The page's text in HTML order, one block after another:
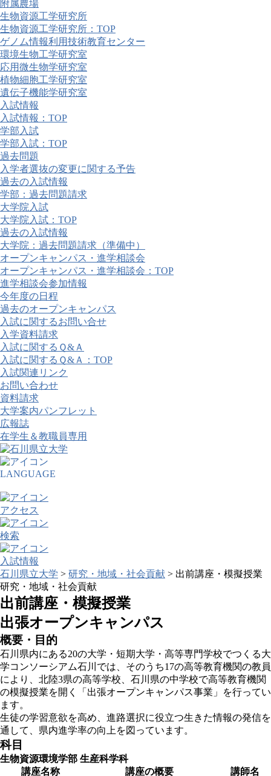
附属農場
生物資源工学研究所
生物資源工学研究所：TOP
ゲノム情報利用技術教育センター
環境生物工学研究室
応用微生物学研究室
植物細胞工学研究室
遺伝子機能学研究室
入試情報
入試情報：TOP
学部入試
学部入試：TOP
過去問題
入学者選抜の変更に関する予告
過去の入試情報
学部：過去問題請求
大学院入試
大学院入試：TOP
過去の入試情報
大学院：過去問題請求（準備中）
オープンキャンパス・進学相談会
オープンキャンパス・進学相談会：TOP
進学相談会参加情報
今年度の日程
過去のオープンキャンパス
入試に関するお問い合せ
入学資料請求
入試に関するＱ&Ａ
入試に関するＱ&Ａ：TOP
入試関連リンク
お問い合わせ
資料請求
大学案内パンフレット
広報誌
在学生＆教職員専用
LANGUAGE
アクセス
検索
入試情報
石川県立大学 > 研究・地域・社会貢献 > 出前講座・模擬授業
研究・地域・社会貢献
出前講座・模擬授業
出張オープンキャンパス
概要・目的
石川県内にある20の大学・短期大学・高等専門学校でつくる大
学コンソーシアム石川では、そのうち17の高等教育機関の教員
により、北陸3県の高等学校、石川県の中学校で高等教育機関
の模擬授業を開く「出張オープンキャンパス事業」を行ってい
ます。
生徒の学習意欲を高め、進路選択に役立つ生きた情報の発信を
通して、県内進学率の向上を図っています。
科目
生物資源環境学部 生産科学科
講座名称
講座の概要
講師名